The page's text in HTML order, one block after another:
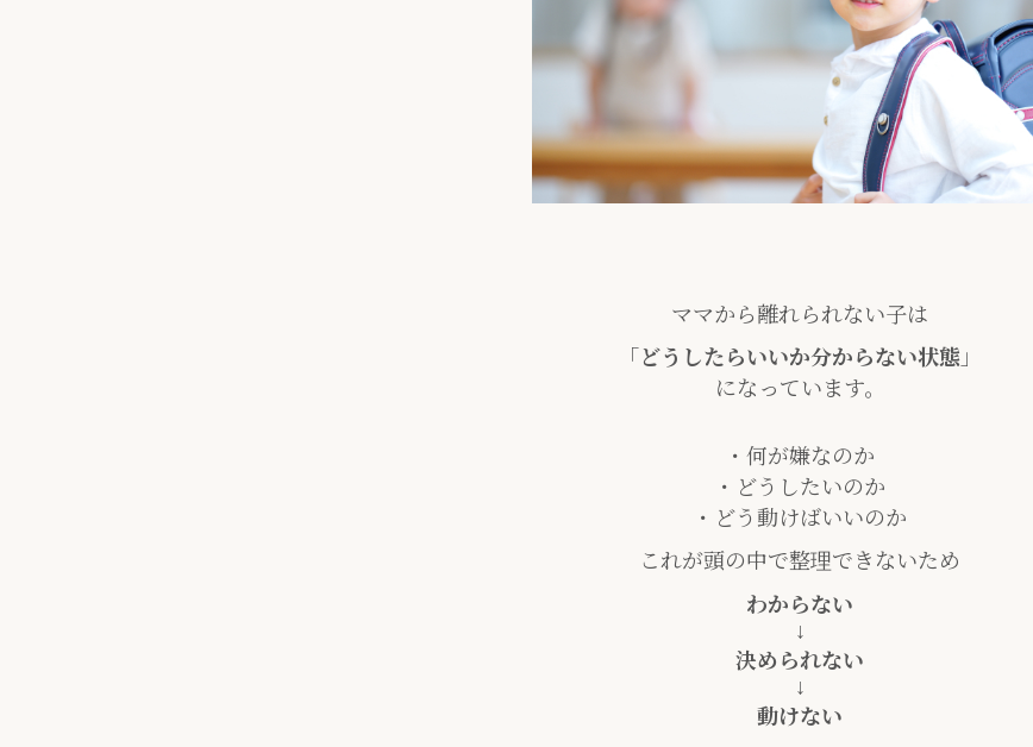
ママから離れられない子は
「 どうしたらいいか分からない状態 」
になっています。
・何が嫌なのか
・どうしたいのか
・どう動けばいいのか
これが頭の中で整理できないため
わからない
↓
決められない
↓
動けない